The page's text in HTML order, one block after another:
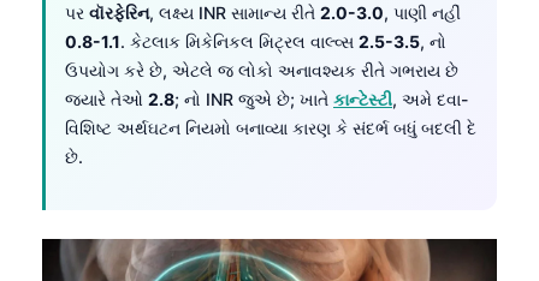
પર વૉરફેરિન, લક્ષ્ય INR સામાન્ય રીતે 2.0-3.0, પાણી નહીં
0.8-1.1. કેટલાક મિકેનિકલ મિટ્રલ વાલ્વ્સ 2.5-3.5, નો
ઉપયોગ કરે છે, એટલે જ લોકો અનાવશ્યક રીતે ગભરાય છે
જ્યારે તેઓ 2.8; નો INR જુએ છે; ખાતે કાન્ટેસ્ટી, અમે દવા-
વિશિષ્ટ અર્થઘટન નિયમો બનાવ્યા કારણ કે સંદર્ભ બધું બદલી દે
છે.